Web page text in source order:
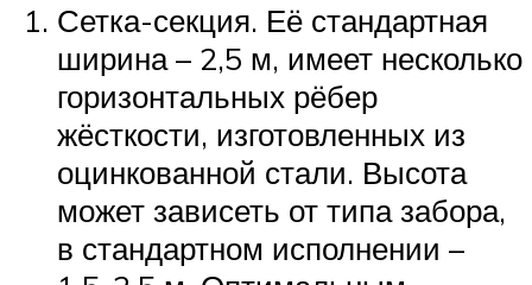
Сетка-секция. Её стандартная
ширина – 2,5 м, имеет несколько
горизонтальных рёбер
жёсткости, изготовленных из
оцинкованной стали. Высота
может зависеть от типа забора,
в стандартном исполнении –